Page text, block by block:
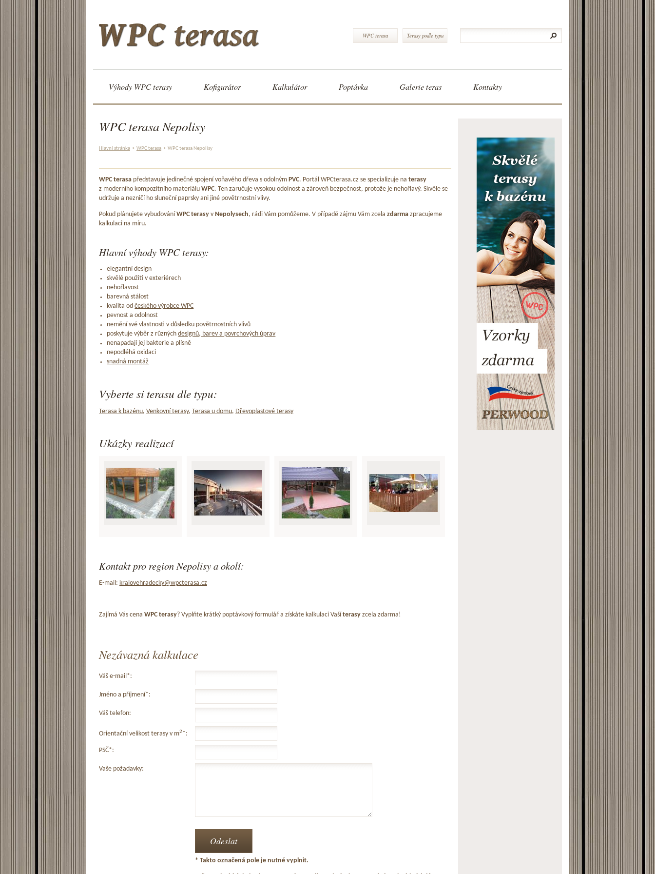
WPC terasa Terasy podle typu
Výhody WPC terasy Kofigurátor Kalkulátor Poptávka Galerie teras Kontakty
WPC terasa Nepolisy
Hlavní stránka > WPC terasa > WPC terasa Nepolisy
WPC terasa představuje jedinečné spojení voňavého dřeva s odolným PVC. Portál WPCterasa.cz se specializuje na terasy
z moderního kompozitního materiálu WPC. Ten zaručuje vysokou odolnost a zároveň bezpečnost, protože je nehořlavý. Skvěle se
udržuje a nezničí ho sluneční paprsky ani jiné povětrnostní vlivy.
Pokud plánujete vybudování WPC terasy v Nepolysech, rádi Vám pomůžeme. V případě zájmu Vám zcela zdarma zpracujeme
kalkulaci na míru.
Hlavní výhody WPC terasy:
elegantní design
skvělé použití v exteriérech
nehořlavost
barevná stálost
kvalita odčeského výrobce WPC
pevnost a odolnost
nemění své vlastnosti v důsledku povětrnostních vlivů
poskytuje výběr z různýchdesignů, barev a povrchových úprav
nenapadají jej bakterie a plísně
nepodléhá oxidaci
snadná montáž
Vyberte si terasu dle typu:
Terasa k bazénu, Venkovní terasy, Terasa u domu, Dřevoplastové terasy
Ukázky realizací
Kontakt pro region Nepolisy a okolí:
E-mail: kralovehradecky@wpcterasa.cz
Zajímá Vás cena WPC terasy? Vyplňte krátký poptávkový formulář a získáte kalkulaci Vaší terasy zcela zdarma!
Nezávazná kalkulace
Váš e-mail*:
Jméno a příjmení*:
Váš telefon:
Orientační velikost terasy v m2*:
PSČ*:
Vaše požadavky:
* Takto označená pole je nutné vyplnit.